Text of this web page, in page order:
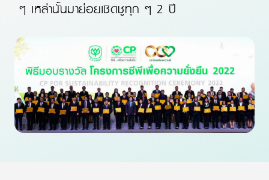
ๆ เหล่านั้นมาย่อยเชิดชูทุก ๆ 2 ปี